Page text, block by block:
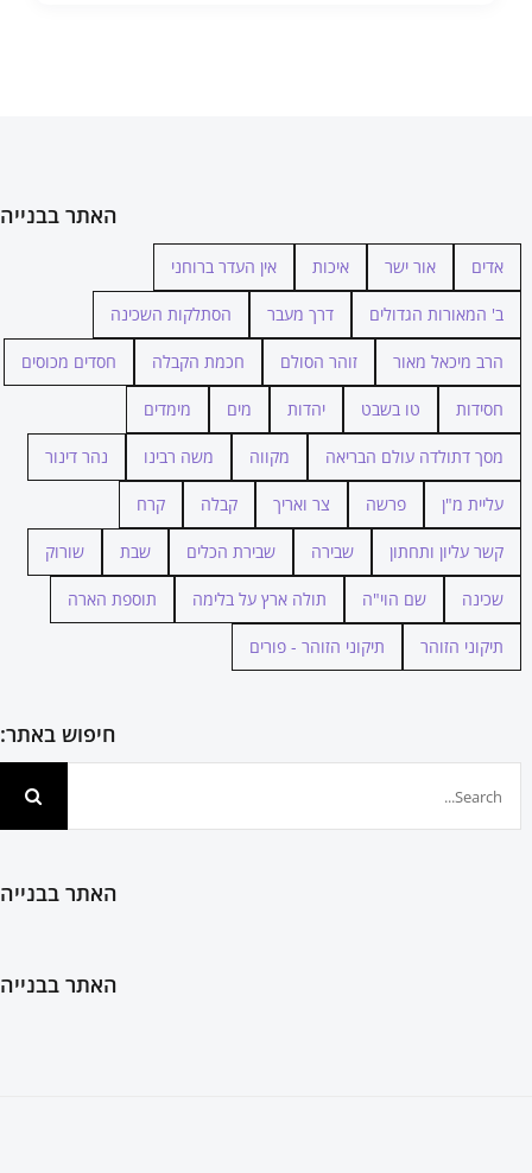
האתר בבנייה
אדים אור ישר איכות אין העדר ברוחני
ב' המאורות הגדולים דרך מעבר הסתלקות השכינה
הרב מיכאל מאור זוהר הסולם חכמת הקבלה חסדים מכוסים
חסידות טו בשבט יהדות מים מימדים
מסך דתולדה עולם הבריאה מקווה משה רבינו נהר דינור
עליית מ"ן פרשה צר ואריך קבלה קרח
קשר עליון ותחתון שבירה שבירת הכלים שבת שורוק
שכינה שם הוי"ה תולה ארץ על בלימה תוספת הארה
תיקוני הזוהר תיקוני הזוהר - פורים
חיפוש באתר:
האתר בבנייה
האתר בבנייה